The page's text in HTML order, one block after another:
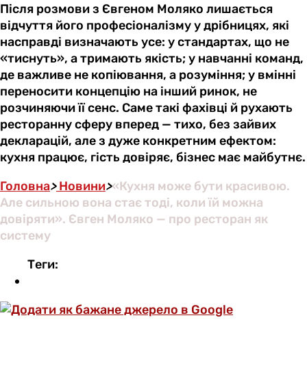
Після розмови з Євгеном Моляко лишається
відчуття його професіоналізму у дрібницях, які
насправді визначають усе: у стандартах, що не
«тиснуть», а тримають якість; у навчанні команд,
де важливе не копіювання, а розуміння; у вмінні
переносити концепцію на інший ринок, не
розчиняючи її сенс. Саме такі фахівці й рухають
ресторанну сферу вперед — тихо, без зайвих
декларацій, але з дуже конкретним ефектом:
кухня працює, гість довіряє, бізнес має майбутнє.
Головна>Новини>«Кухня може бути красивою.
Але сильною вона стає тоді, коли їй можна
довіряти». Євген Моляко — про ресторан як
систему
Теги: